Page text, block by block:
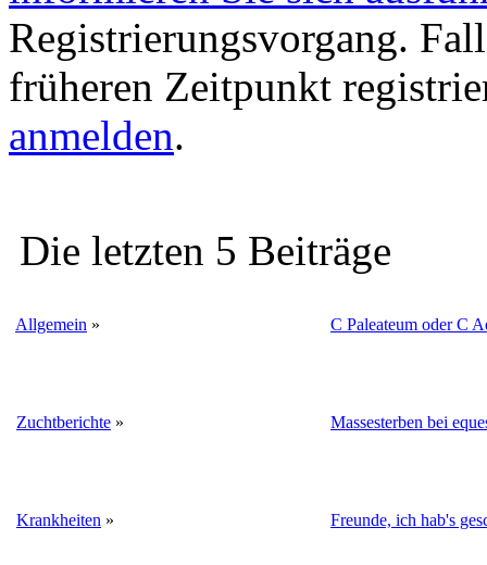
Registrierungsvorgang.
früheren Zeitpunkt
anmelden.
Die letzten 5 Beiträge
Allgemein » C Paleateum oder C
Zuchtberichte » Massesterben bei
Krankheiten » Freunde, ich hab's